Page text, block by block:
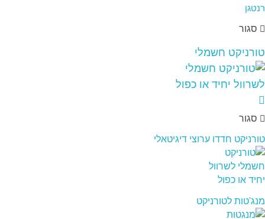
סגור
טורניקט חשמלי
סגור
טורניקט חדדו ערוצי דיגיטאלי
מנג'טות לטורניקט